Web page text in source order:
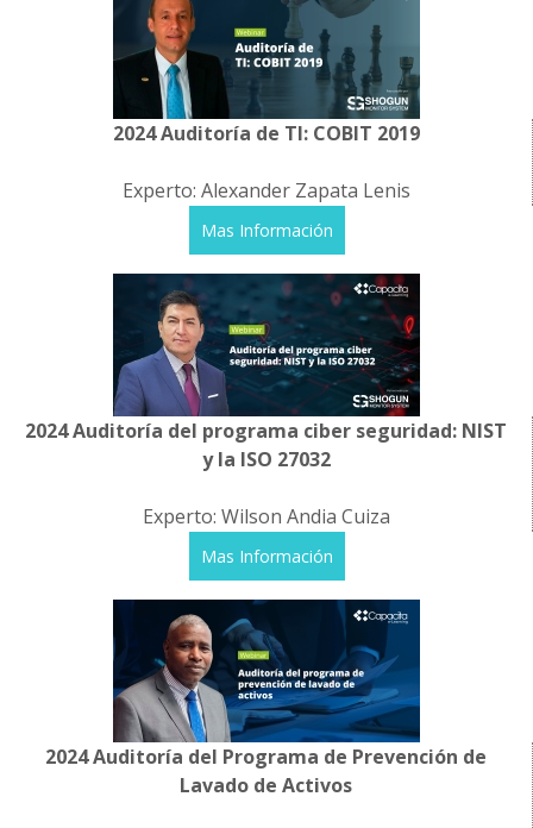
2024 Auditoría de TI: COBIT 2019
Experto: Alexander Zapata Lenis
Mas Información
2024 Auditoría del programa ciber seguridad: NIST
y la ISO 27032
Experto: Wilson Andia Cuiza
Mas Información
2024 Auditoría del Programa de Prevención de
Lavado de Activos